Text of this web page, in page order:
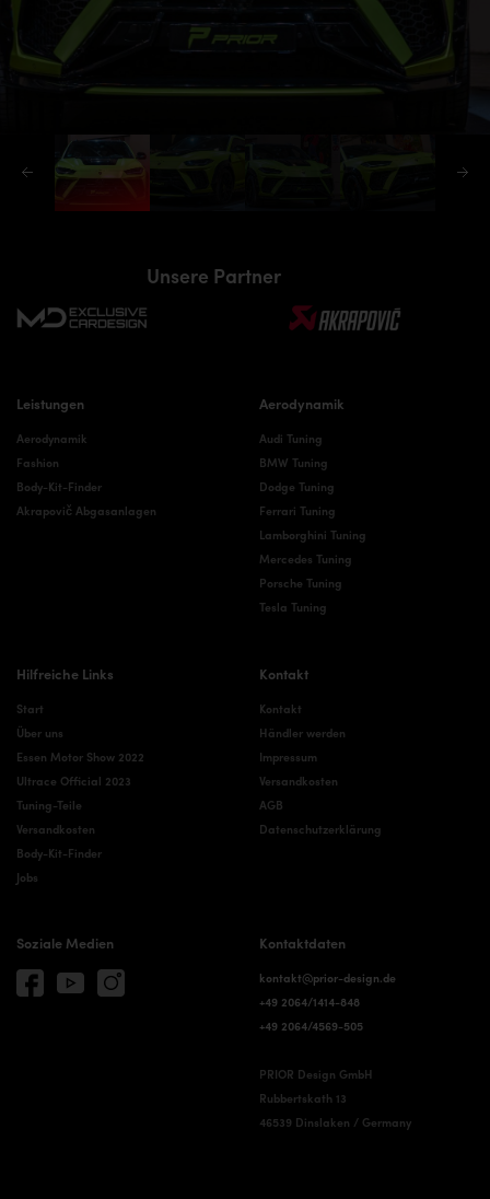
Unsere Partner
Leistungen
Aerodynamik
Fashion
Body-Kit-Finder
Akrapovič Abgasanlagen
Aerodynamik
Audi Tuning
BMW Tuning
Dodge Tuning
Ferrari Tuning
Lamborghini Tuning
Mercedes Tuning
Porsche Tuning
Tesla Tuning
Hilfreiche Links
Start
Über uns
Essen Motor Show 2022
Ultrace Official 2023
Tuning-Teile
Versandkosten
Body-Kit-Finder
Jobs
Kontakt
Kontakt
Händler werden
Impressum
Versandkosten
AGB
Datenschutzerklärung
Soziale Medien Kontaktdaten
kontakt@prior-design.de
+49 2064/1414-848
+49 2064/4569-505
PRIOR Design GmbH
Rubbertskath 13
46539 Dinslaken / Germany